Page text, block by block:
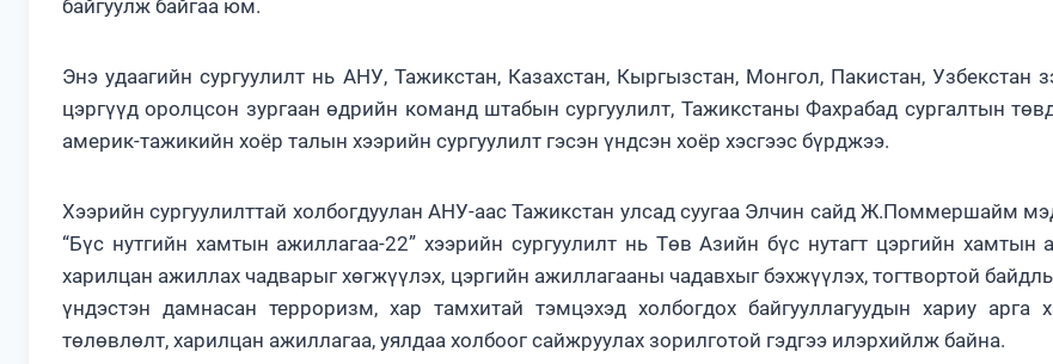
байгуулж байгаа юм.
Энэ удаагийн сургуулилт нь АНУ, Тажикстан, Казахстан, Кыргызстан, Монгол, Пакистан, Узбекстан
цэргүүд оролцсон зургаан өдрийн команд штабын сургуулилт, Тажикстаны Фахрабад сургалтын
америк-тажикийн хоёр талын хээрийн сургуулилт гэсэн үндсэн хоёр хэсгээс бүрджээ.
Хээрийн сургуулилттай холбогдуулан АНУ-аас Тажикстан улсад суугаа Элчин сайд Ж.Поммершайм
“Бүс нутгийн хамтын ажиллагаа-22” хээрийн сургуулилт нь Төв Азийн бүс нутагт цэргийн хамтын
харилцан ажиллах чадварыг хөгжүүлэх, цэргийн ажиллагааны чадавхыг бэхжүүлэх, тогтвортой
үндэстэн дамнасан терроризм, хар тамхитай тэмцэхэд холбогдох байгууллагуудын хариу арга
төлөвлөлт, харилцан ажиллагаа, уялдаа холбоог сайжруулах зорилготой гэдгээ илэрхийлж байна.